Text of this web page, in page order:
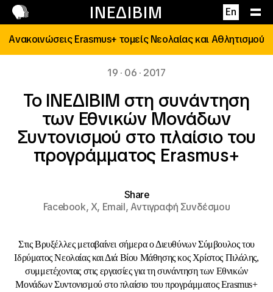
ΙΝΕΔΙΒΙΜ En
Επικοινωνία
Ανακοινώσεις Erasmus+ τομείς Νεολαίας και Αθλητισμού
19 · 06 · 2017
Το ΙΝΕΔΙΒΙΜ στη συνάντηση
των Εθνικών Μονάδων
Συντονισμού στο πλαίσιο του
προγράμματος Erasmus+
Share
Facebook,X, Email,Αντιγραφή Συνδέσμου
Στις Βρυξέλλες μεταβαίνει σήμερα οΔιευθύνων Σύμβουλος του
Ιδρύματος Νεολαίας και Διά Βίου Μάθησης κος Χρίστος Πιλάλης,
συμμετέχοντας στις εργασίες για τη συνάντηση των Εθνικών
Μονάδων Συντονισμού στο πλαίσιο του προγράμματος Erasmus+